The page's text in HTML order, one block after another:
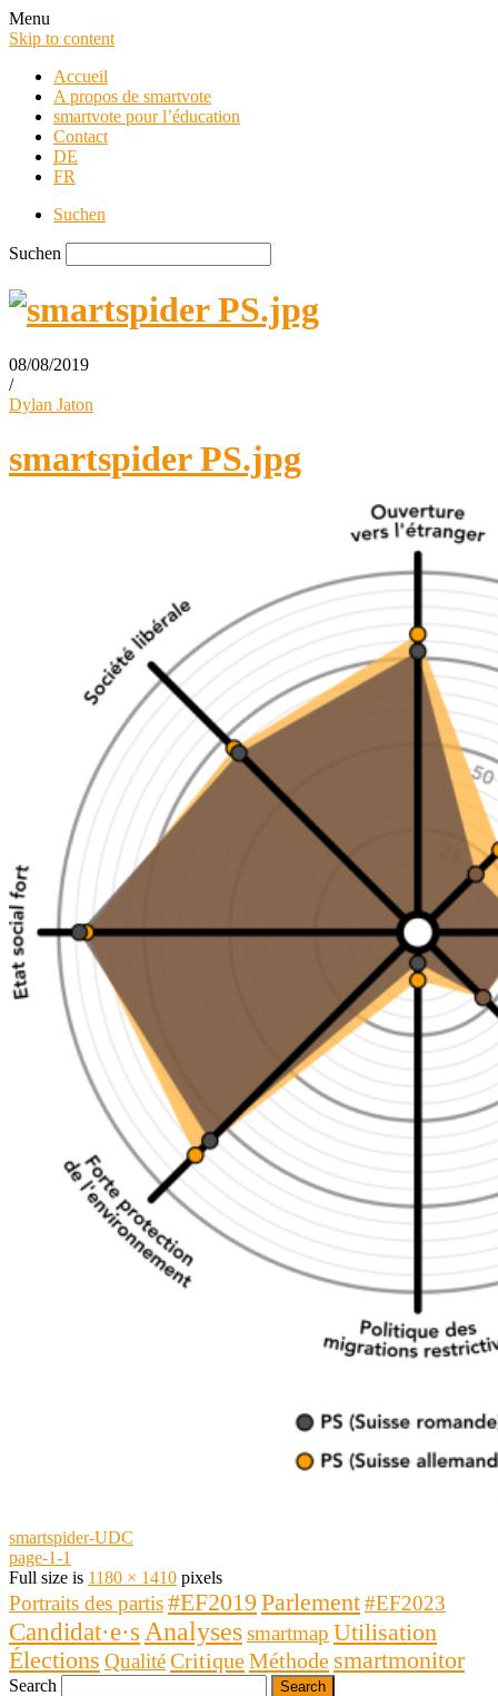
Menu
Skip to content
Accueil
A propos de smartvote
smartvote pour l’éducation
Contact
DE
FR
Suchen
Suchen
smartvote Blog
08/08/2019
/
Dylan Jaton
smartspider PS.jpg
smartspider-UDC
page-1-1
Full size is 1180 × 1410 pixels
Portraits des partis#EF2019 Parlement#EF2023
Candidat·e·s Analysessmartmap Utilisation
Élections QualitéCritiqueMéthode smartmonitor
Search